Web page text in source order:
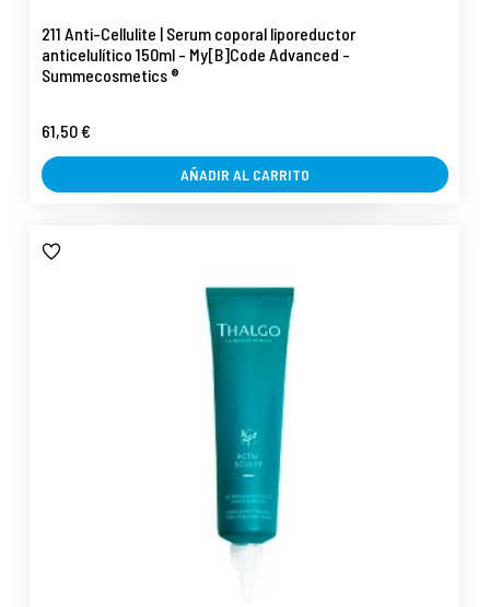
211 Anti-Cellulite | Serum coporal liporeductor
anticelulítico 150ml - My[B]Code Advanced -
Summecosmetics ®
61,50 €
AÑADIR AL CARRITO